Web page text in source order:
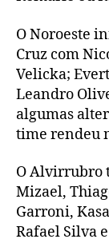
O Noroeste
Cruz com
Velicka;
Leandro
algumas
time rendeu
O Alvirrubro
Mizael,
Garroni,
Rafael Silva